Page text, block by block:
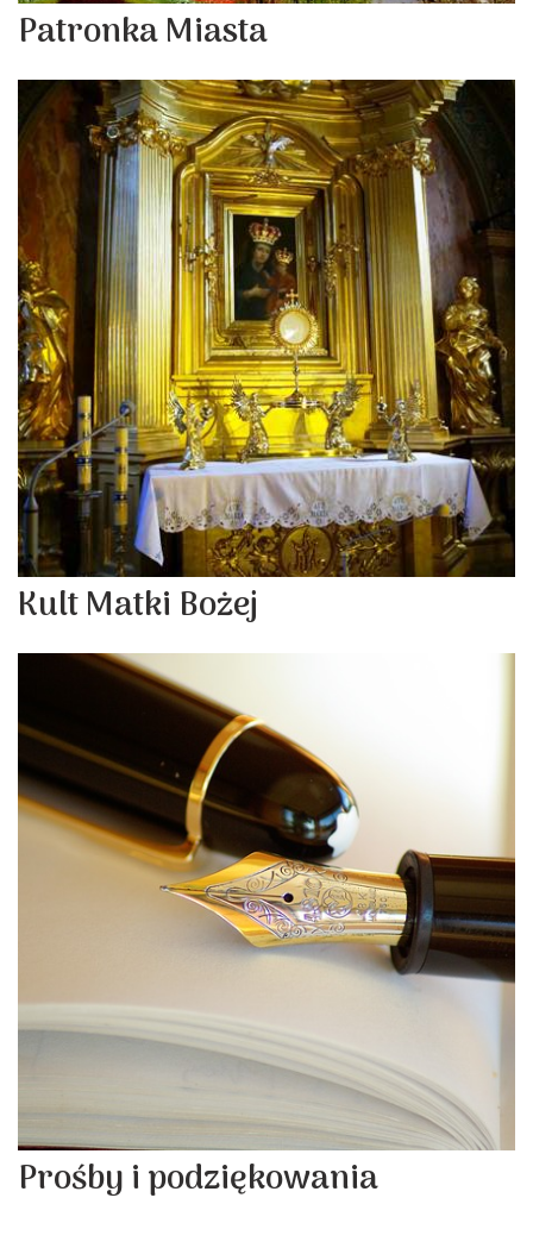
Patronka Miasta
Kult Matki Bożej
Prośby i podziękowania